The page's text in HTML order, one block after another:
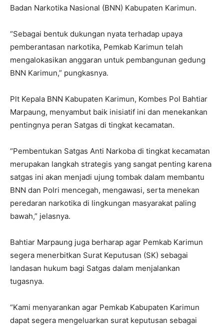
Badan Narkotika Nasional (BNN) Kabupaten Karimun.
“Sebagai bentuk dukungan nyata terhadap upaya
pemberantasan narkotika, Pemkab Karimun telah
mengalokasikan anggaran untuk pembangunan gedung
BNN Karimun,” pungkasnya.
Plt Kepala BNN Kabupaten Karimun, Kombes Pol Bahtiar
Marpaung, menyambut baik inisiatif ini dan menekankan
pentingnya peran Satgas di tingkat kecamatan.
“Pembentukan Satgas Anti Narkoba di tingkat kecamatan
merupakan langkah strategis yang sangat penting karena
satgas ini akan menjadi ujung tombak dalam membantu
BNN dan Polri mencegah, mengawasi, serta menekan
peredaran narkotika di lingkungan masyarakat paling
bawah,” jelasnya.
Bahtiar Marpaung juga berharap agar Pemkab Karimun
segera menerbitkan Surat Keputusan (SK) sebagai
landasan hukum bagi Satgas dalam menjalankan
tugasnya.
“Kami menyarankan agar Pemkab Kabupaten Karimun
dapat segera mengeluarkan surat keputusan sebagai